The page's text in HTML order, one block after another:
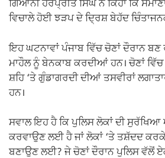
ਗਿਆਨੀ ਹਰਪ੍ਰੀਤ ਸਿੰਘ ਨੇ ਕਿਹਾ ਕਿ
ਵਿਚਾਲੇ ਹੋਈ ਝੜਪ ਦੇ ਦ੍ਰਿਸ਼ ਬੇਹੱਦ
ਇਹ ਘਟਨਾਵਾਂ ਪੰਜਾਬ ਵਿੱਚ ਚੋਣਾਂ ਦੌਰਾਨ
ਮਾਹੌਲ ਨੂੰ ਬੇਨਕਾਬ ਕਰਦੀਆਂ ਹਨ। ਚੋਣਾਂ
ਸ਼ਹਿ ‘ਤੇ ਗੁੰਡਾਗਰਦੀ ਦੀਆਂ ਤਸਵੀਰਾਂ
ਹਨ।
ਸਵਾਲ ਇਹ ਹੈ ਕਿ ਪੁਲਿਸ ਲੋਕਾਂ ਦੀ
ਕਰਵਾਉਣ ਲਈ ਹੈ ਜਾਂ ਲੋਕਾਂ ‘ਤੇ ਤਸ਼ੱਦਦ ਕਰਕੇ
ਬਣਾਉਣ ਲਈ? ਜੇ ਚੋਣਾਂ ਦੌਰਾਨ ਪੁਲਿਸ ਵੱਲੋਂ